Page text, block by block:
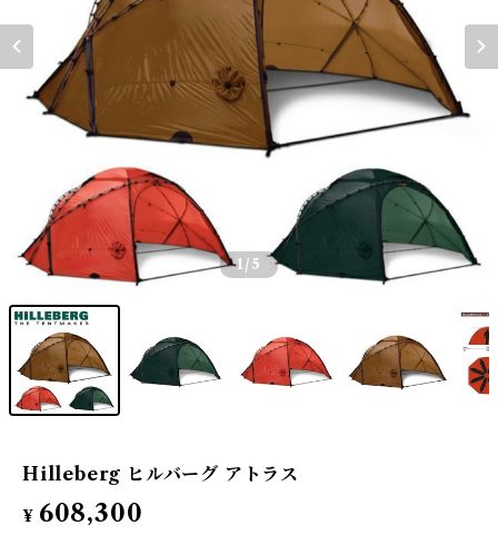
1 /5
Hilleberg ヒルバーグ アトラス
¥ 608,300